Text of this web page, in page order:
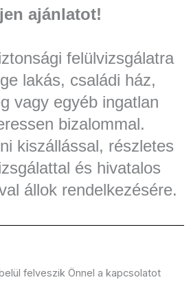
ajánlatot!
felülvizsgálatra
lakás, családi ház,
vagy egyéb ingatlan
bizalommal.
kiszállással, részletes
és hivatalos
állok rendelkezésére.
felveszik Önnel a kapcsolatot